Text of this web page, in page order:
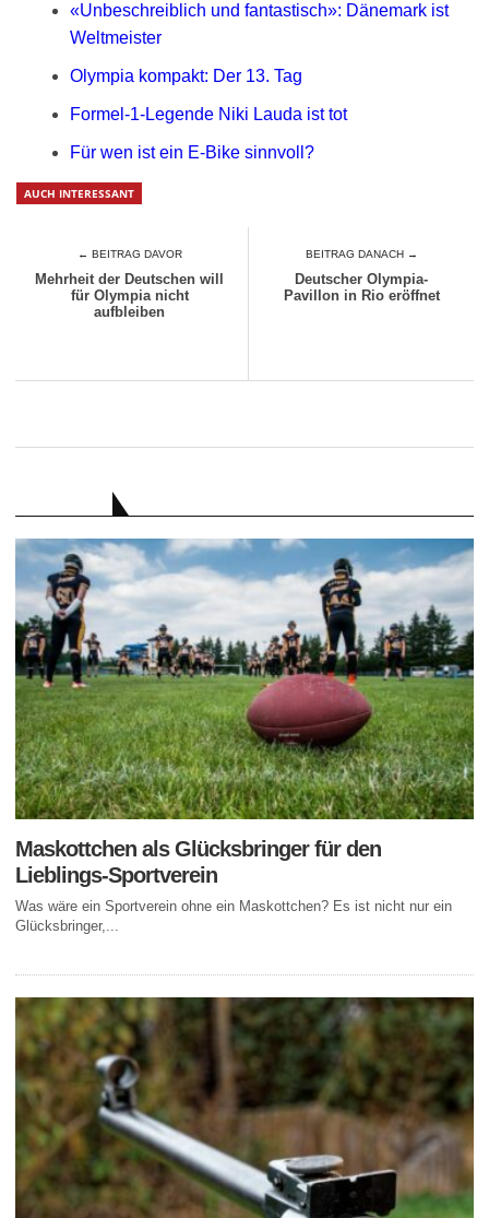
«Unbeschreiblich und fantastisch»: Dänemark ist
Weltmeister
Olympia kompakt: Der 13. Tag
Formel-1-Legende Niki Lauda ist tot
Für wen ist ein E-Bike sinnvoll?
AUCH INTERESSANT
← BEITRAG DAVOR
Mehrheit der Deutschen will
für Olympia nicht
aufbleiben
BEITRAG DANACH →
Deutscher Olympia-
Pavillon in Rio eröffnet
Maskottchen als Glücksbringer für den
Lieblings-Sportverein
Was wäre ein Sportverein ohne ein Maskottchen? Es ist nicht nur ein
Glücksbringer,...